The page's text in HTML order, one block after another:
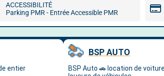
ACCESSIBILITÉ
Parking PMR - Entrée Accessible PMR